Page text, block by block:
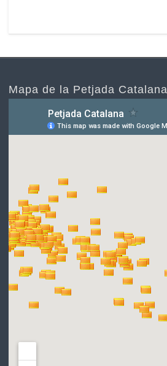
Mapa de la Petjada Catalana